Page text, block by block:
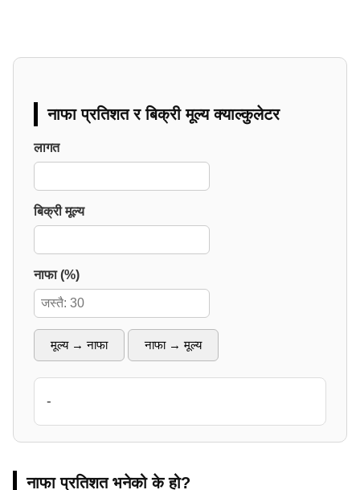
नाफा प्रतिशत र बिक्री मूल्य क्याल्कुलेटर
लागत
बिक्री मूल्य
नाफा (%)
मूल्य → नाफा नाफा → मूल्य
-
नाफा प्रतिशत भनेको के हो?